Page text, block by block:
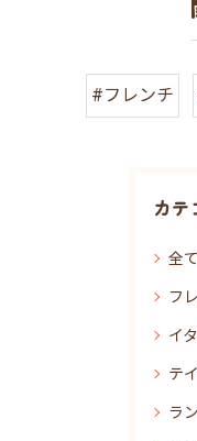
#フレンチ
カテ
全
フ
イ
テ
ラ